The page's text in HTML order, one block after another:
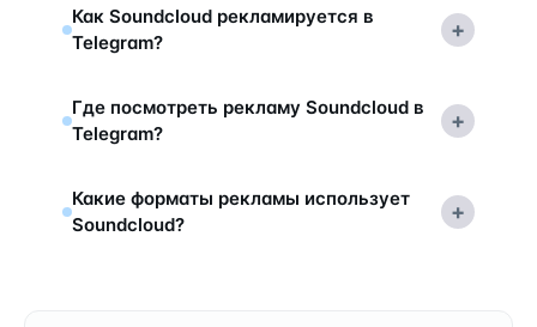
Как Soundcloud рекламируется в
Telegram?
+
Где посмотреть рекламу Soundcloud в
Telegram?
+
Какие форматы рекламы использует
Soundcloud?
+